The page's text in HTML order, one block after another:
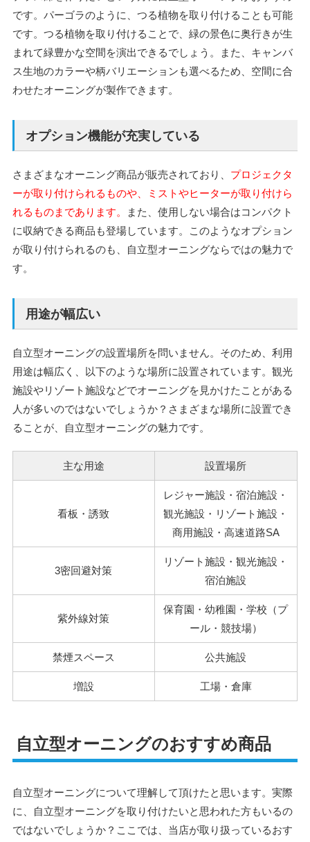
です。パーゴラのように、つる植物を取り付けることも可能
です。 つる植物を取り付けることで、緑の景色に奥行きが生
まれて緑豊かな空間を演出できるでしょう。また、キャンバ
ス生地のカラーや柄バリエーションも選べるため、空間に合
わせたオーニングが製作できます。
オプション機能が充実している
さまざまなオーニング商品が販売されており、 プロジェクタ
ーが取り付けられるものや、ミストやヒーターが取り付けら
れるものまであります。
また、使用しない場合はコンパクト
に収納できる商品も登場しています。このようなオプション
が取り付けられるのも、自立型オーニングならではの魅力で
す。
用途が幅広い
自立型オーニングの設置場所を問いません。そのため、利用
用途は幅広く、以下のような場所に設置されています。観光
施設やリゾート施設などでオーニングを見かけたことがある
人が多いのではないでしょうか？さまざまな場所に設置でき
ることが、自立型オーニングの魅力です。
主な用途 設置場所
看板・誘致
レジャー施設・宿泊施設・
観光施設・リゾート施設・
商用施設・高速道路SA
3密回避対策
リゾート施設・観光施設・
宿泊施設
紫外線対策
保育園・幼稚園・学校（プ
ール・競技場）
禁煙スペース 公共施設
増設 工場・倉庫
自立型オーニングのおすすめ商品
自立型オーニングについて理解して頂けたと思います。実際
に、自立型オーニングを取り付けたいと思われた方もいるの
ではないでしょうか？ここでは、当店が取り扱っているおす